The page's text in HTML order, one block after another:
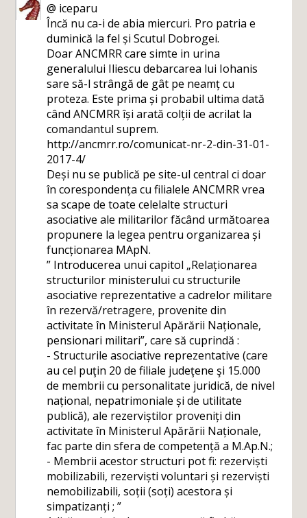
@ iceparu
Încă nu ca-i de abia miercuri. Pro patria e
duminică la fel și Scutul Dobrogei.
Doar ANCMRR care simte in urina
generalului Iliescu debarcarea lui Iohanis
sare să-l strângă de gât pe neamț cu
proteza. Este prima și probabil ultima dată
când ANCMRR își arată colții de acrilat la
comandantul suprem.
http://ancmrr.ro/comunicat-nr-2-din-31-01-
2017-4/
Deși nu se publică pe site-ul central ci doar
în corespondența cu filialele ANCMRR vrea
sa scape de toate celelalte structuri
asociative ale militarilor făcând următoarea
propunere la legea pentru organizarea și
funcționarea MApN.
” Introducerea unui capitol „Relaționarea
structurilor ministerului cu structurile
asociative reprezentative a cadrelor militare
în rezervă/retragere, provenite din
activitate în Ministerul Apărării Naționale,
pensionari militari”, care să cuprindă :
- Structurile asociative reprezentative (care
au cel puţin 20 de filiale judeţene şi 15.000
de membrii cu personalitate juridică, de nivel
național, nepatrimoniale și de utilitate
publică), ale rezerviștilor proveniți din
activitate în Ministerul Apărării Naționale,
fac parte din sfera de competență a M.Ap.N.;
- Membrii acestor structuri pot fi: rezerviști
mobilizabili, rezerviști voluntari și rezerviști
nemobilizabili, soții (soți) acestora și
simpatizanți ; ”